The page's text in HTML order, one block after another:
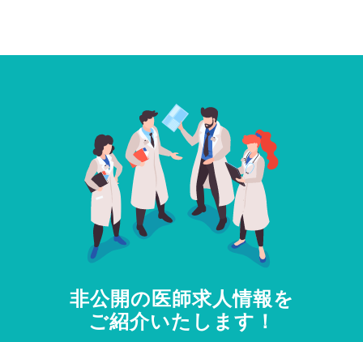
非公開の医師求人情報を
ご紹介いたします！